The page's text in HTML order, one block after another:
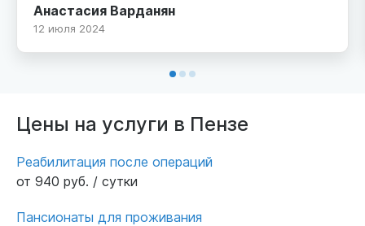
Нас привлекло расположение, ежедневный
с профессиональной подготовкой.
нашли такое место для моего папы. Он стал
гулять, больше общаться с людьми своего
поколения, снова играет в любимые шахматы.
Я спокойна
Анастасия Варданян
12 июля 2024
Цены на услуги в Пензе
Реабилитация после операций
от 940 руб. / сутки
Пансионаты для проживания